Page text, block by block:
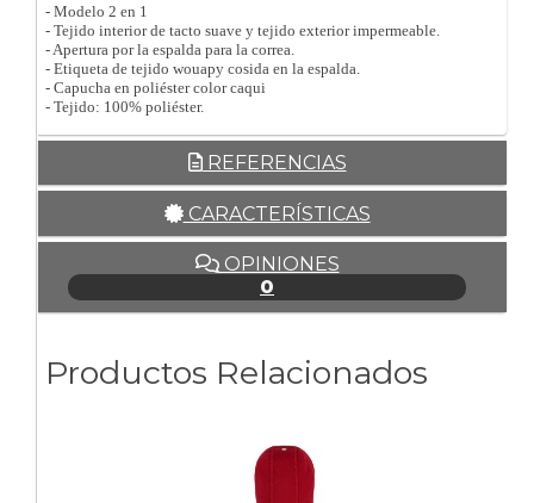
- Modelo 2 en 1
- Tejido interior de tacto suave y tejido exterior impermeable.
- Apertura por la espalda para la correa.
- Etiqueta de tejido wouapy cosida en la espalda.
- Capucha en poliéster color caqui
- Tejido: 100% poliéster.
REFERENCIAS
CARACTERÍSTICAS
OPINIONES
0
Productos Relacionados